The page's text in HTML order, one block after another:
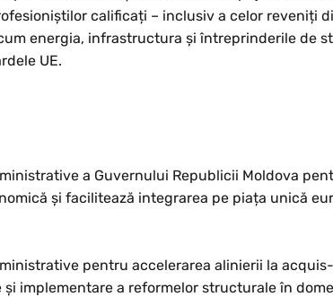
calificați – inclusiv a celor reveniți
energia, infrastructura și întreprinderile de
UE.
a Guvernului Republicii Moldova
și facilitează integrarea pe piața unică
pentru accelerarea alinierii la
implementare a reformelor structurale în